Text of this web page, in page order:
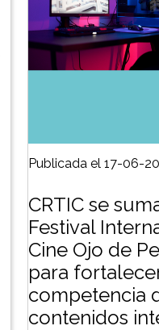
Publicada el 17-06-
CRTIC se
Festival
Cine Ojo de
para
competencia
contenidos